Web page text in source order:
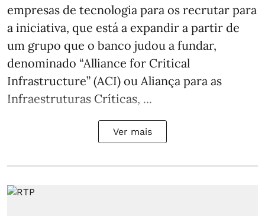
empresas de tecnologia para os recrutar para
a iniciativa, que está a expandir a partir de
um grupo que o banco judou a fundar,
denominado “Alliance for Critical
Infrastructure” (ACI) ou Aliança para as
Infraestruturas Críticas, ...
Ver mais